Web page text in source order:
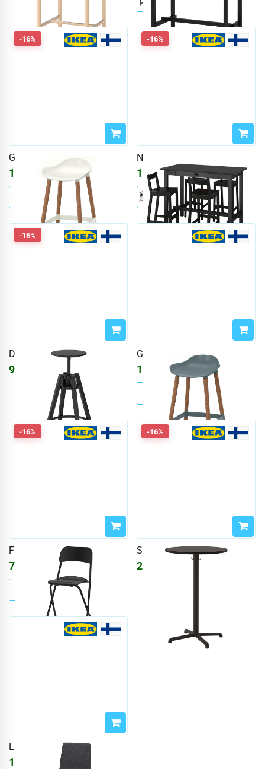
-16%
GRÖNSTA
15426 ₽
-16%
NORDVIKEN / NORDVIKEN
106738₽127397₽
-16%
DALFRED
9193 10973
GRÖNSTA
13868 ₽
-16%
FRANKLIN
7635 9113
-16%
STENSELE
23217
LILLÅNÄS
15426